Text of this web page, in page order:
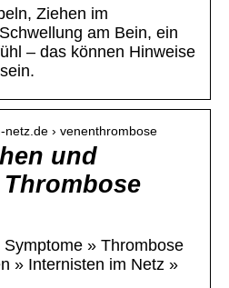
Ziehen im
am Bein, ein
– das können Hinweise
› venenthrombose
und
» Thrombose
» Internisten im Netz »